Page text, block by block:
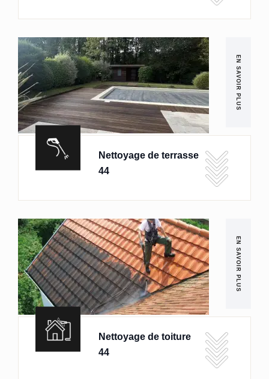
EN SAVOIR PLUS
Nettoyage de terrasse
44
EN SAVOIR PLUS
Nettoyage de toiture
44